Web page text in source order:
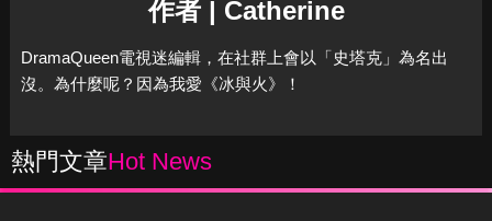
作者 | Catherine
DramaQueen電視迷編輯，在社群上會以「史塔克」為名出
沒。為什麼呢？因為我愛《冰與火》！
熱門文章Hot News